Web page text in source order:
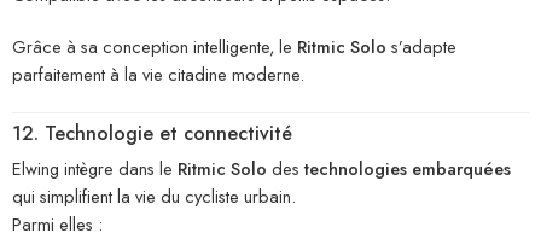
Grâce à sa conception intelligente, le Ritmic Solo s’adapte
parfaitement à la vie citadine moderne.
12. Technologie et connectivité
Elwing intègre dans le Ritmic Solo des technologies embarquées
qui simplifient la vie du cycliste urbain.
Parmi elles :